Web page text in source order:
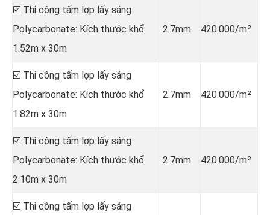
☑️ Thi công tấm lợp lấy sáng
Polycarbonate: Kích thước khổ
1.52m x 30m
2.7mm 420.000/m²
☑️ Thi công tấm lợp lấy sáng
Polycarbonate: Kích thước khổ
1.82m x 30m
2.7mm 420.000/m²
☑️ Thi công tấm lợp lấy sáng
Polycarbonate: Kích thước khổ
2.10m x 30m
2.7mm 420.000/m²
☑️ Thi công tấm lợp lấy sáng